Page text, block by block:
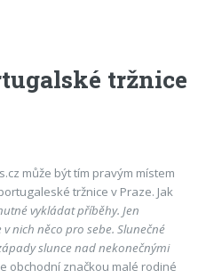
tržnice
může být tím pravým místem
tržnice v Praze. Jak
vykládat příběhy. Jen
nich něco pro sebe. Slunečné
slunce nad nekonečnými
obchodní značkou malé rodiné